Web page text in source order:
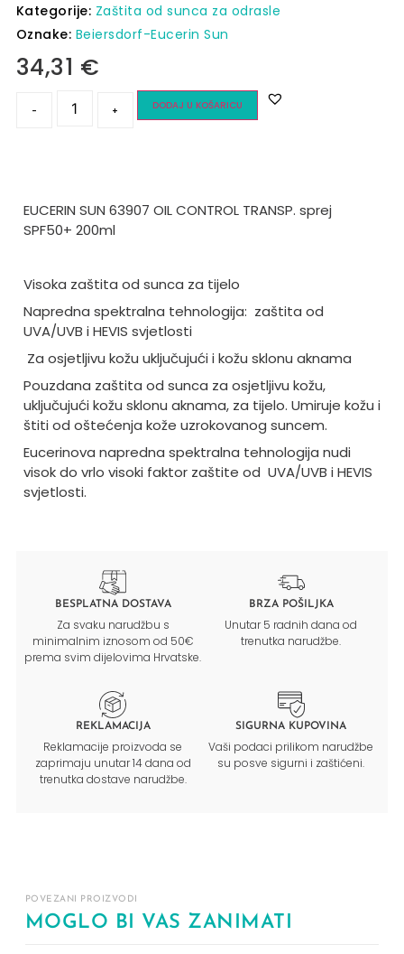
Kategorije: Zaštita od sunca za odrasle
Oznake: Beiersdorf-Eucerin Sun
34,31 €
- + DODAJ U KOŠARICU
EUCERIN SUN 63907 OIL CONTROL TRANSP. sprej
SPF50+ 200ml
Visoka zaštita od sunca za tijelo
Napredna spektralna tehnologija: zaštita od
UVA/UVB i HEVIS svjetlosti
Za osjetljivu kožu uključujući i kožu sklonu aknama
Pouzdana zaštita od sunca za osjetljivu kožu,
uključujući kožu sklonu aknama, za tijelo. Umiruje kožu i
štiti od oštećenja kože uzrokovanog suncem.
Eucerinova napredna spektralna tehnologija nudi
visok do vrlo visoki faktor zaštite od UVA/UVB i HEVIS
svjetlosti.
BESPLATNA DOSTAVA
Za svaku narudžbu s
minimalnim iznosom od 50€
prema svim dijelovima Hrvatske.
BRZA POŠILJKA
Unutar 5 radnih dana od
trenutka narudžbe.
REKLAMACIJA
Reklamacije proizvoda se
zaprimaju unutar 14 dana od
trenutka dostave narudžbe.
SIGURNA KUPOVINA
Vaši podaci prilikom narudžbe
su posve sigurni i zaštićeni.
POVEZANI PROIZVODI
MOGLO BI VAS ZANIMATI